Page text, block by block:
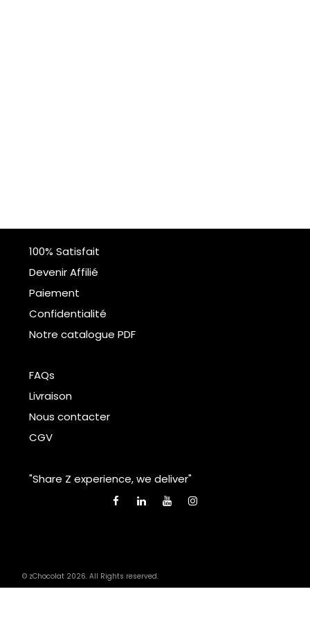
100% Satisfait
Devenir Affilié
Paiement
Confidentialité
Notre catalogue PDF
FAQs
Livraison
Nous contacter
CGV
"Share Z experience, we deliver"
© zChocolat 2026. All Rights reserved.